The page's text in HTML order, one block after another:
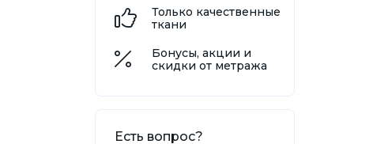
Только качественные
ткани
Бонусы, акции и
скидки от метража
Есть вопрос?